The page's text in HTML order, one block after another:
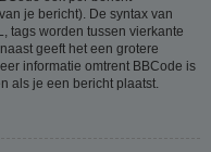
je bericht). De syntax van
tags worden tussen vierkante
geeft het een grotere
informatie omtrent BBCode is
als je een bericht plaatst.